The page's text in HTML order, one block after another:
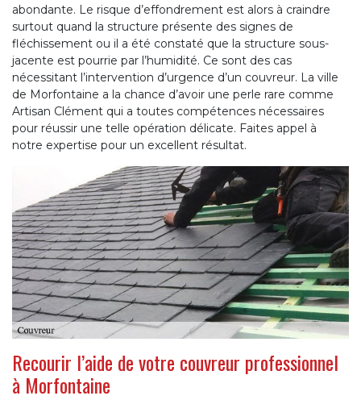
abondante. Le risque d’effondrement est alors à craindre
surtout quand la structure présente des signes de
fléchissement ou il a été constaté que la structure sous-
jacente est pourrie par l’humidité. Ce sont des cas
nécessitant l’intervention d’urgence d’un couvreur. La ville
de Morfontaine a la chance d’avoir une perle rare comme
Artisan Clément qui a toutes compétences nécessaires
pour réussir une telle opération délicate. Faites appel à
notre expertise pour un excellent résultat.
Recourir l’aide de votre couvreur professionnel
à Morfontaine